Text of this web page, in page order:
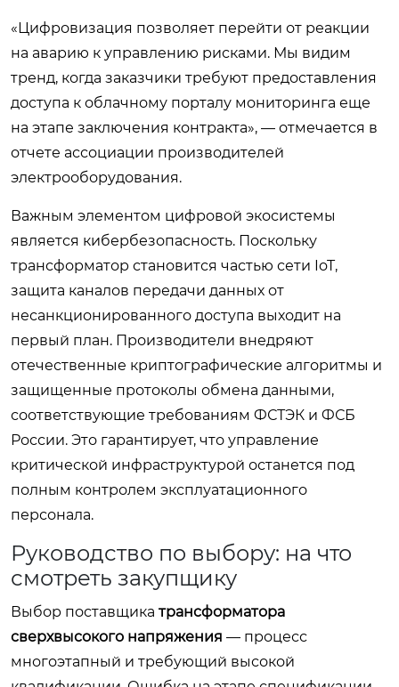
«Цифровизация позволяет перейти от реакции
на аварию к управлению рисками. Мы видим
тренд, когда заказчики требуют предоставления
доступа к облачному порталу мониторинга еще
на этапе заключения контракта», — отмечается в
отчете ассоциации производителей
электрооборудования.
Важным элементом цифровой экосистемы
является кибербезопасность. Поскольку
трансформатор становится частью сети IoT,
защита каналов передачи данных от
несанкционированного доступа выходит на
первый план. Производители внедряют
отечественные криптографические алгоритмы и
защищенные протоколы обмена данными,
соответствующие требованиям ФСТЭК и ФСБ
России. Это гарантирует, что управление
критической инфраструктурой останется под
полным контролем эксплуатационного
персонала.
Руководство по выбору: на что
смотреть закупщику
Выбор поставщика трансформатора
сверхвысокого напряжения — процесс
многоэтапный и требующий высокой